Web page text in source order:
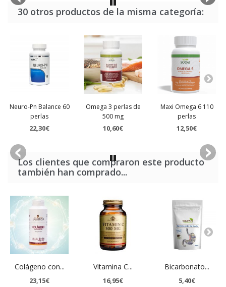
30 otros productos de la misma categoría:
Neuro-Pn Balance 60
perlas
22,30€
Omega 3 perlas de
500 mg
10,60€
Maxi Omega 6 110
perlas
12,50€
Los clientes que compraron este producto
también han comprado...
Colágeno con...
23,15€
Vitamina C...
16,95€
Bicarbonato...
5,40€